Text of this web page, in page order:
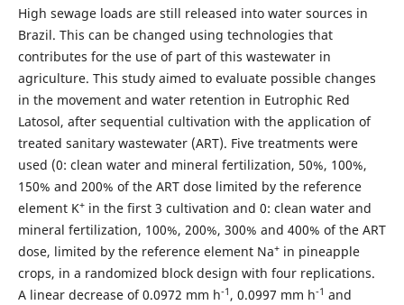
High sewage loads are still released into water sources in
Brazil. This can be changed using technologies that
contributes for the use of part of this wastewater in
agriculture. This study aimed to evaluate possible changes
in the movement and water retention in Eutrophic Red
Latosol, after sequential cultivation with the application of
treated sanitary wastewater (ART). Five treatments were
used (0: clean water and mineral fertilization, 50%, 100%,
150% and 200% of the ART dose limited by the reference
element K+in the first 3 cultivation and 0: clean water and
mineral fertilization, 100%, 200%, 300% and 400% of the ART
dose, limited by the reference element Na+in pineapple
crops, in a randomized block design with four replications.
A linear decrease of 0.0972 mm h-1 , 0.0997 mm h-1 and